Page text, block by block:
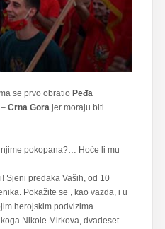
se prvo obratio Peđa
Crna Gorajer moraju biti
njime pokopana?… Hoće li mu
Sjeni predaka Vaših, od 10
Pokažite se , kao vazda, i u
herojskim podvizima
Nikole Mirkova, dvadeset